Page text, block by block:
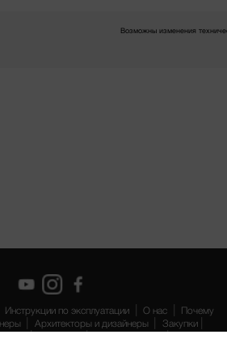
Возможны изменения
Инструкции по эксплуатации О нас
Почему
Архитекторы и дизайнеры
Закупки
miele.com Защита данных
Правовая